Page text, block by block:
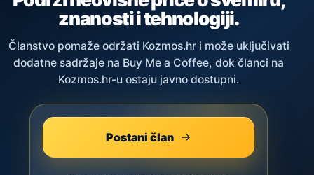
znanosti i tehnologiji.
Članstvo pomaže održati Kozmos.hr i može uključivati
dodatne sadržaje na Buy Me a Coffee, dok članci na
Kozmos.hr-u ostaju javno dostupni.
Postani član